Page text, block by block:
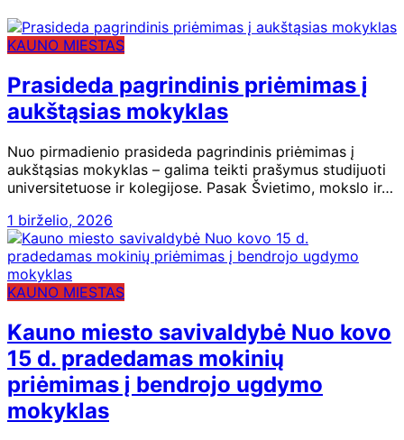
KAUNO MIESTAS
Prasideda pagrindinis priėmimas į
aukštąsias mokyklas
Nuo pirmadienio prasideda pagrindinis priėmimas į
aukštąsias mokyklas – galima teikti prašymus studijuoti
universitetuose ir kolegijose. Pasak Švietimo, mokslo ir…
1 birželio, 2026
KAUNO MIESTAS
Kauno miesto savivaldybė Nuo kovo
15 d. pradedamas mokinių
priėmimas į bendrojo ugdymo
mokyklas